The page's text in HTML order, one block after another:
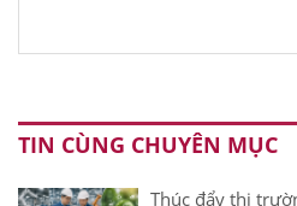
TIN CÙNG CHUYÊN MỤC
Thúc đẩy thị